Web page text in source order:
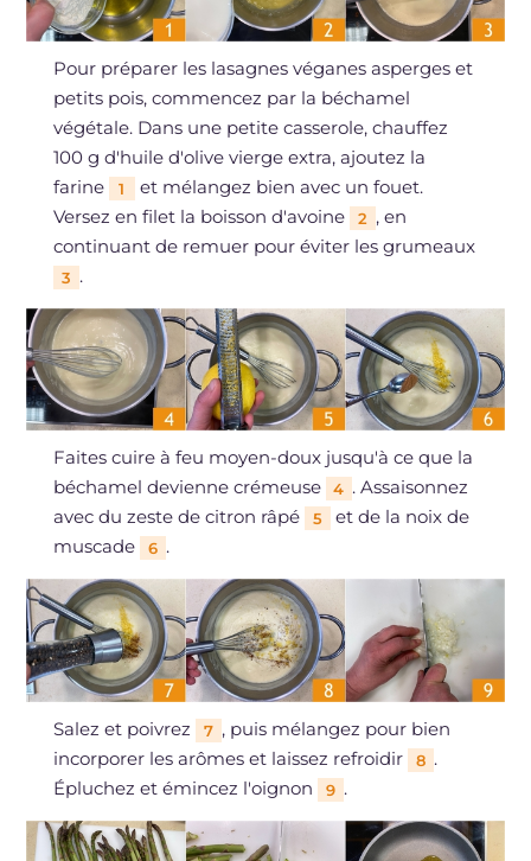
Pour préparer les lasagnes véganes asperges et
petits pois, commencez par la béchamel
végétale. Dans une petite casserole, chauffez
100 g d'huile d'olive vierge extra, ajoutez la
farine
1
et mélangez bien avec un fouet.
Versez en filet la boisson d'avoine
2 , en
continuant de remuer pour éviter les grumeaux
3 .
Faites cuire à feu moyen-doux jusqu'à ce que la
béchamel devienne crémeuse
4 . Assaisonnez
avec du zeste de citron râpé
5
et de la noix de
muscade
6 .
Salez et poivrez 7 , puis mélangez pour bien
incorporer les arômes et laissez refroidir
8 .
Épluchez et émincez l'oignon
9 .